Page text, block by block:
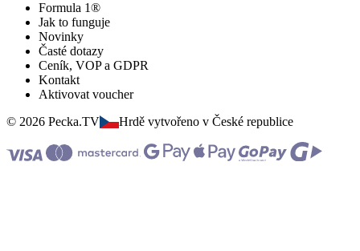
Formula 1®
Jak to funguje
Novinky
Časté dotazy
Ceník, VOP a GDPR
Kontakt
Aktivovat voucher
© 2026 Pecka.TV
Hrdě vytvořeno v České republice